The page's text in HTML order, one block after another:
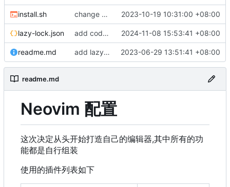
install.sh change permission of install script 2023-10-19 10:31:00 +08:00
lazy-lock.json add codecompanin and change theme 2024-11-08 15:53:41 +08:00
readme.md add lazygit install script 2023-06-29 13:51:41 +08:00
readme.md
Neovim 配置
这次决定从头开始打造自己的编辑器,其中所有的功
能都是自行组装
使用的插件列表如下